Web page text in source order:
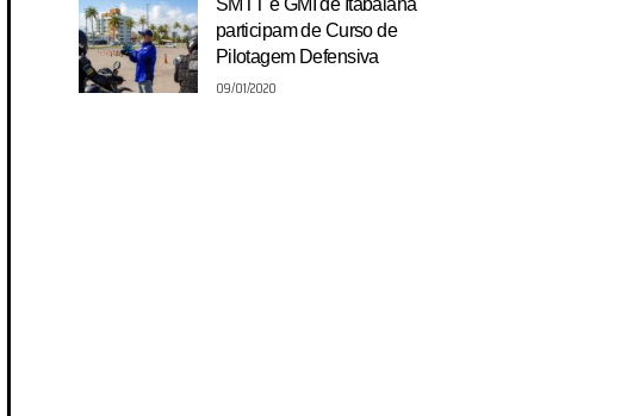
SMTT e GMI de Itabaiana
participam de Curso de
Pilotagem Defensiva
09/01/2020